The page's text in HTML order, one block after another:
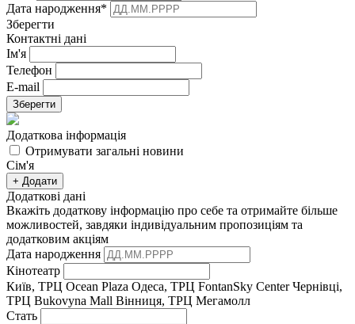
Дата народження*
Зберегти
Контактні дані
Ім'я
Телефон
E-mail
Зберегти
Додаткова інформація
Отримувати загальні новини
Сім'я
+ Додати
Додаткові дані
Вкажіть додаткову інформацію про себе та отримайте більше
можливостей, завдяки індивідуальним пропозиціям та
додатковим акціям
Дата народження
Кінотеатр
Київ, ТРЦ Ocean Plaza Одеса, ТРЦ FontanSky CenterЧернівці,
ТРЦ Bukovyna Mall Вінниця, ТРЦ Мегамолл
Стать